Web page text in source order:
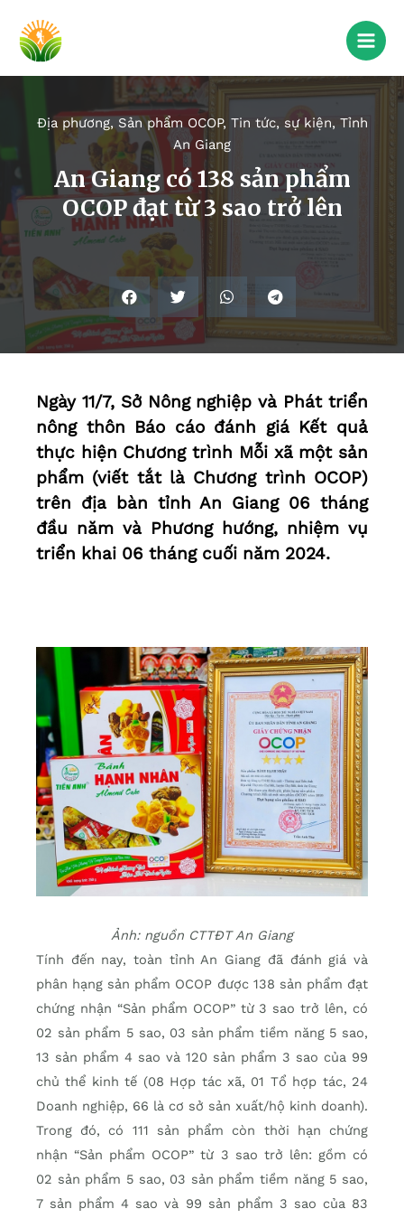
Địa phương, Sản phẩm OCOP, Tin tức, sự kiện, Tỉnh
An Giang
An Giang có 138 sản phẩm
OCOP đạt từ 3 sao trở lên
Ngày 11/7, Sở Nông nghiệp và Phát triển
nông thôn Báo cáo đánh giá Kết quả
thực hiện Chương trình Mỗi xã một sản
phẩm (viết tắt là Chương trình OCOP)
trên địa bàn tỉnh An Giang 06 tháng
đầu năm và Phương hướng, nhiệm vụ
triển khai 06 tháng cuối năm 2024.
Ảnh: nguồn CTTĐT An Giang
Tính đến nay, toàn tỉnh An Giang đã đánh giá và
phân hạng sản phẩm OCOP được 138 sản phẩm đạt
chứng nhận “Sản phẩm OCOP” từ 3 sao trở lên, có
02 sản phẩm 5 sao, 03 sản phẩm tiềm năng 5 sao,
13 sản phẩm 4 sao và 120 sản phẩm 3 sao của 99
chủ thể kinh tế (08 Hợp tác xã, 01 Tổ hợp tác, 24
Doanh nghiệp, 66 là cơ sở sản xuất/hộ kinh doanh).
Trong đó, có 111 sản phẩm còn thời hạn chứng
nhận “Sản phẩm OCOP” từ 3 sao trở lên: gồm có
02 sản phẩm 5 sao, 03 sản phẩm tiềm năng 5 sao,
7 sản phẩm 4 sao và 99 sản phẩm 3 sao của 83